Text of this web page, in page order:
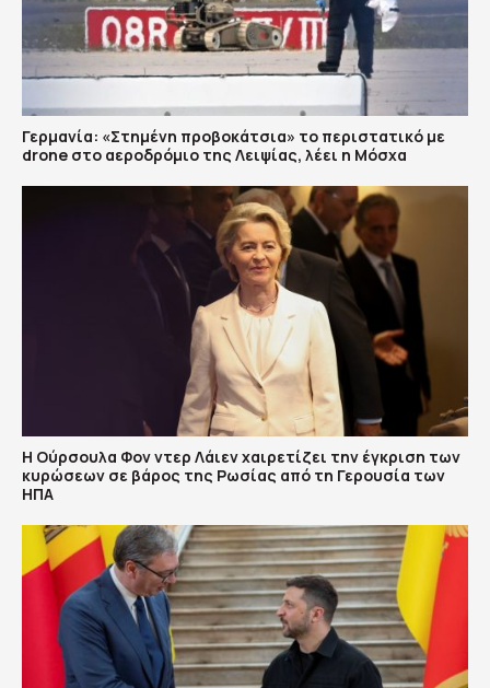
Γερμανία: «Στημένη προβοκάτσια» το περιστατικό με
drone στο αεροδρόμιο της Λειψίας, λέει η Μόσχα
Η Ούρσουλα Φον ντερ Λάιεν χαιρετίζει την έγκριση των
κυρώσεων σε βάρος της Ρωσίας από τη Γερουσία των
ΗΠΑ